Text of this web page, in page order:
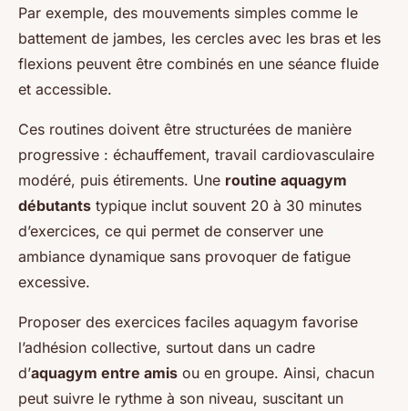
Par exemple, des mouvements simples comme le
battement de jambes, les cercles avec les bras et les
flexions peuvent être combinés en une séance fluide
et accessible.
Ces routines doivent être structurées de manière
progressive : échauffement, travail cardiovasculaire
modéré, puis étirements. Une routine aquagym
débutants typique inclut souvent 20 à 30 minutes
d’exercices, ce qui permet de conserver une
ambiance dynamique sans provoquer de fatigue
excessive.
Proposer des exercices faciles aquagym favorise
l’adhésion collective, surtout dans un cadre
d’aquagym entre amis ou en groupe. Ainsi, chacun
peut suivre le rythme à son niveau, suscitant un